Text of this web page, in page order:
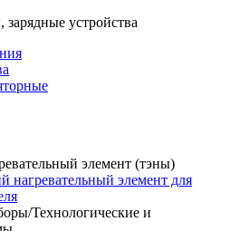
устройства
элемент (тэны)
нагревательный элемент для
Технологические и